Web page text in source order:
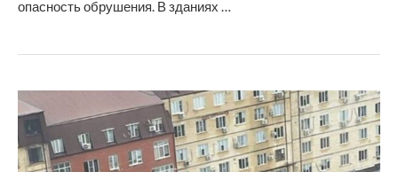
опасность обрушения. В зданиях …